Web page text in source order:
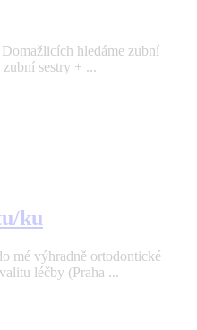
hledáme zubní
zubní sestry + ...
ku
mé výhradně ortodontické
léčby (Praha ...